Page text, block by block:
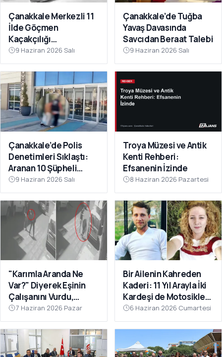
Çanakkale Merkezli 11
İlde Göçmen
Kaçakçılığı
Operasyonu: 41
Tutuklama
9 Haziran 2026 Salı
Çanakkale’de Tuğba
Yavaş Davasında
Savcıdan Beraat Talebi
9 Haziran 2026 Salı
Çanakkale’de Polis
Denetimleri Sıklaştı:
Aranan 10 Şüpheli
Tutuklandı
9 Haziran 2026 Salı
Troya Müzesi ve Antik
Kenti Rehberi:
Efsanenin İzinde
8 Haziran 2026 Pazartesi
"Karımla Aranda Ne
Var?" Diyerek Eşinin
Çalışanını Vurdu,
Çanakkale'de
Yakalandı
7 Haziran 2026 Pazar
Bir Ailenin Kahreden
Kaderi: 11 Yıl Arayla İki
Kardeşi de Motosiklet
Kazasında Kaybettiler
6 Haziran 2026 Cumartesi